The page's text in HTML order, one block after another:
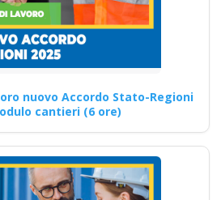
81/2008: corso di
per preposti,
Convenzioni per
nuovo Accordo Stato-Regioni
cantieri (6 ore)